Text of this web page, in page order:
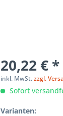
20,22 € *
inkl. MwSt.zzgl.
Sofort
Varianten: